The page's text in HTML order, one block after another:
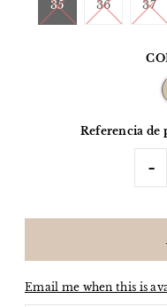
35 36 37
Referencia de
-
Email me when this is